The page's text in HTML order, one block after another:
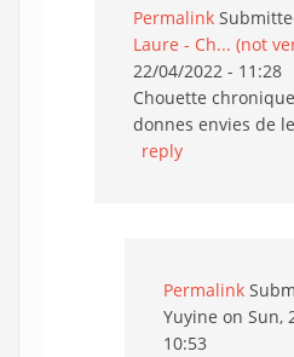
Permalink
Laure - Ch... (not
22/04/2022 - 11:28
Chouette
donnes envies de
reply
Permalink
Yuyine on Sun,
10:53